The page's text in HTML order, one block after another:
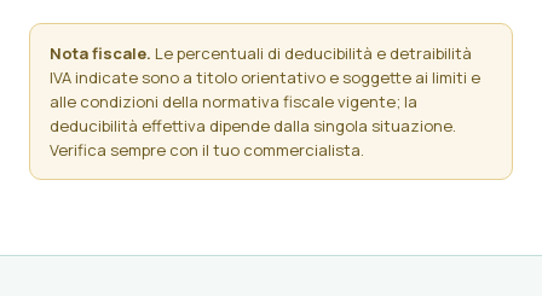
Nota fiscale. Le percentuali di deducibilità e detraibilità
IVA indicate sono a titolo orientativo e soggette ai limiti e
alle condizioni della normativa fiscale vigente; la
deducibilità effettiva dipende dalla singola situazione.
Verifica sempre con il tuo commercialista.